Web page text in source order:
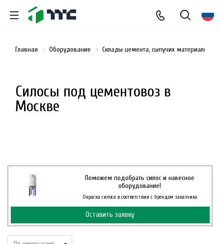
Силосы под цементовоз в
Москве
Главная Оборудование Склады цемента, сыпучих материалов и
Поможем подобрать силос и навесное
оборудование!
Окраска силоса в соответствии с брендом заказчика
Оставить заявку